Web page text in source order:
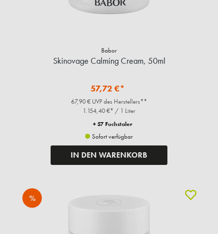
Babor
Skinovage Calming Cream, 50ml
57,72 €*
67,90 € UVP des Herstellers**
1.154,40 €* / 1 Liter
+ 57 Fuchstaler
Sofort verfügbar
IN DEN WARENKORB
%